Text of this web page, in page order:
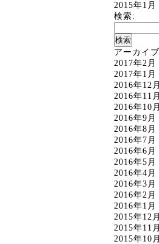
2015年1月
検索:
アーカイブ
2017年2月
2017年1月
2016年12月
2016年11月
2016年10月
2016年9月
2016年8月
2016年7月
2016年6月
2016年5月
2016年4月
2016年3月
2016年2月
2016年1月
2015年12月
2015年11月
2015年10月